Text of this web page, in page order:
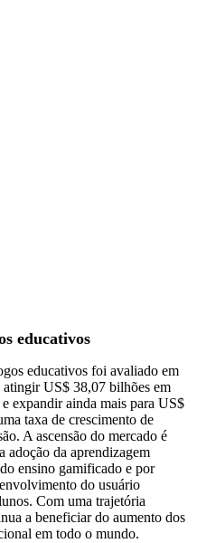
educativos
educativos foi avaliado em
US$ 38,07 bilhões em
expandir ainda mais para US$
taxa de crescimento de
A ascensão do mercado é
adoção da aprendizagem
ensino gamificado e por
do usuário
Com uma trajetória
a beneficiar do aumento dos
em todo o mundo.